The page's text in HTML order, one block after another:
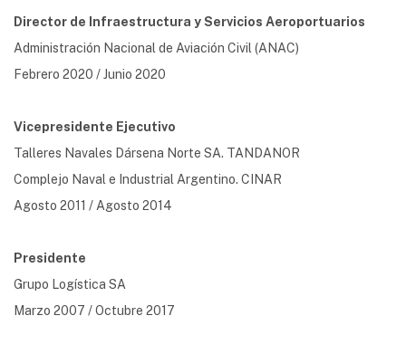
Director de Infraestructura y Servicios Aeroportuarios
Administración Nacional de Aviación Civil (ANAC)
Febrero 2020 / Junio 2020
Vicepresidente Ejecutivo
Talleres Navales Dársena Norte SA. TANDANOR
Complejo Naval e Industrial Argentino. CINAR
Agosto 2011 / Agosto 2014
Presidente
Grupo Logística SA
Marzo 2007 / Octubre 2017